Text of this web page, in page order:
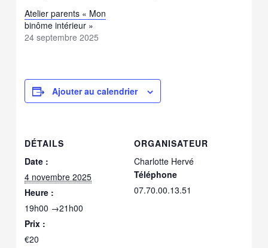
Atelier parents « Mon
binôme intérieur »
24 septembre 2025
Ajouter au calendrier
DÉTAILS
Date :
4 novembre 2025
Heure :
19h00 →21h00
Prix :
€20
ORGANISATEUR
Charlotte Hervé
Téléphone
07.70.00.13.51